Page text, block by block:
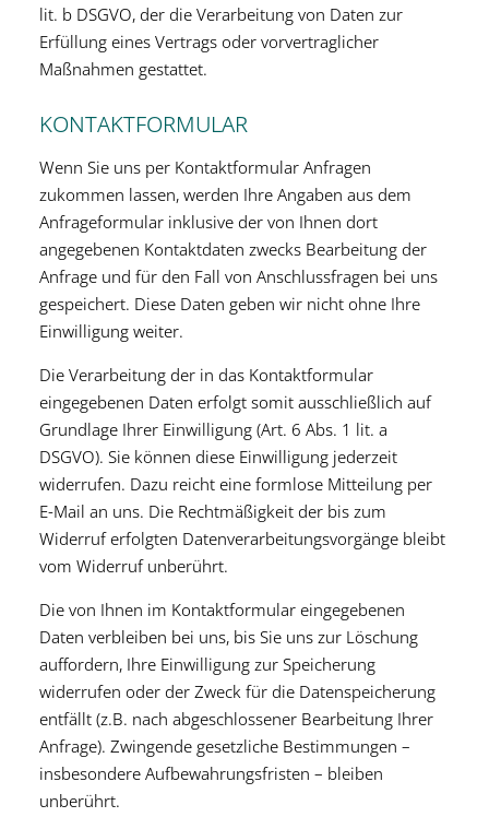
lit. b DSGVO, der die Verarbeitung von Daten zur
Erfüllung eines Vertrags oder vorvertraglicher
Maßnahmen gestattet.
KONTAKTFORMULAR
Wenn Sie uns per Kontaktformular Anfragen
zukommen lassen, werden Ihre Angaben aus dem
Anfrageformular inklusive der von Ihnen dort
angegebenen Kontaktdaten zwecks Bearbeitung der
Anfrage und für den Fall von Anschlussfragen bei uns
gespeichert. Diese Daten geben wir nicht ohne Ihre
Einwilligung weiter.
Die Verarbeitung der in das Kontaktformular
eingegebenen Daten erfolgt somit ausschließlich auf
Grundlage Ihrer Einwilligung (Art. 6 Abs. 1 lit. a
DSGVO). Sie können diese Einwilligung jederzeit
widerrufen. Dazu reicht eine formlose Mitteilung per
E-Mail an uns. Die Rechtmäßigkeit der bis zum
Widerruf erfolgten Datenverarbeitungsvorgänge bleibt
vom Widerruf unberührt.
Die von Ihnen im Kontaktformular eingegebenen
Daten verbleiben bei uns, bis Sie uns zur Löschung
auffordern, Ihre Einwilligung zur Speicherung
widerrufen oder der Zweck für die Datenspeicherung
entfällt (z.B. nach abgeschlossener Bearbeitung Ihrer
Anfrage). Zwingende gesetzliche Bestimmungen –
insbesondere Aufbewahrungsfristen – bleiben
unberührt.